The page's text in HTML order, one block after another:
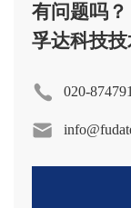
有问题吗？
孚达科技技
020-